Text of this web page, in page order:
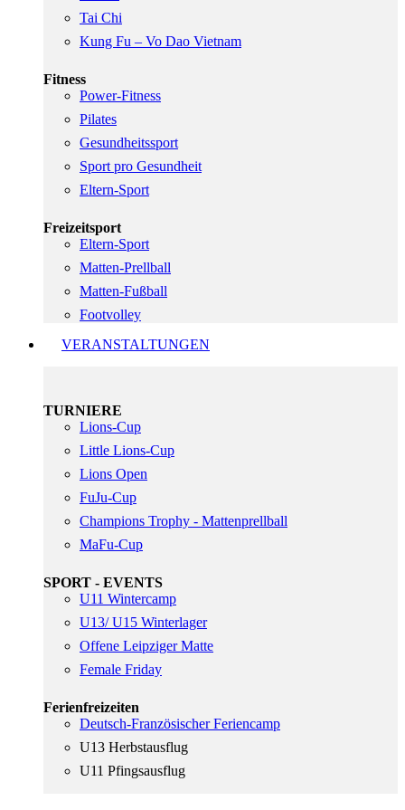
Tai Chi
Kung Fu – Vo Dao Vietnam
Fitness
Power-Fitness
Pilates
Gesundheitssport
Sport pro Gesundheit
Eltern-Sport
Freizeitsport
Eltern-Sport
Matten-Prellball
Matten-Fußball
Footvolley
VERANSTALTUNGEN
TURNIERE
Lions-Cup
Little Lions-Cup
Lions Open
FuJu-Cup
Champions Trophy - Mattenprellball
MaFu-Cup
SPORT - EVENTS
U11 Wintercamp
U13/ U15 Winterlager
Offene Leipziger Matte
Female Friday
Ferienfreizeiten
Deutsch-Französischer Feriencamp
U13 Herbstausflug
U11 Pfingsausflug